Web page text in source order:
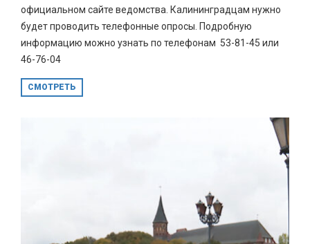
официальном сайте ведомства. Калининградцам нужно
будет проводить телефонные опросы. Подробную
информацию можно узнать по телефонам 53-81-45 или
46-76-04
СМОТРЕТЬ